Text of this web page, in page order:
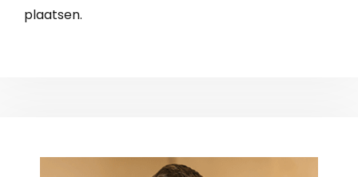
plaatsen.